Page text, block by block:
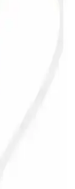
kafa bandı,
kullanım
korur.
Analizi
ince
kırılganlık
zorluklar içeriyor.
Çipi ve
politikaları tamir
sonuçlar